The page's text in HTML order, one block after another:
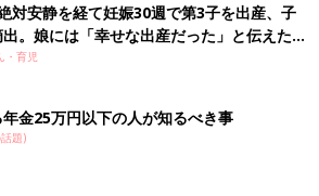
対安静を経て妊娠30週で第3子を出産、子
。娘には「幸せな出産だった」と伝えたい
体重児】
・育児
年金25万円以下の人が知るべき事
題)